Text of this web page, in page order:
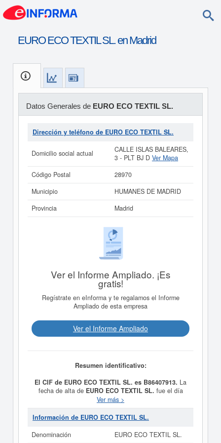
EURO ECO TEXTIL SL. en Madrid
Datos Generales de EURO ECO TEXTIL SL.
Dirección y teléfono de EURO ECO TEXTIL SL.
Domicilio social actual
CALLE ISLAS BALEARES,
3 - PLT BJ D Ver Mapa
Código Postal
28970
Municipio
HUMANES DE MADRID
Provincia
Madrid
Ver el Informe Ampliado. ¡Es
gratis!
Regístrate en eInforma y te regalamos el Informe
Ampliado de esta empresa
Ver el Informe Ampliado
Resumen identificativo:
El CIF de EURO ECO TEXTIL SL. es B86407913. La
fecha de alta de EURO ECO TEXTIL SL. fue el día
23/02/2012, constituyendo su meta como COMERCIO
AL POR MAYOR DE PRODUCTOS TEXTILES.
ALMACENAMIENTO, EN CONCRETO,
CLASIFICACION Y COMPACTACION DE TODOTIPO
Ver más >
Información de EURO ECO TEXTIL SL.
Denominación
EURO ECO TEXTIL SL.